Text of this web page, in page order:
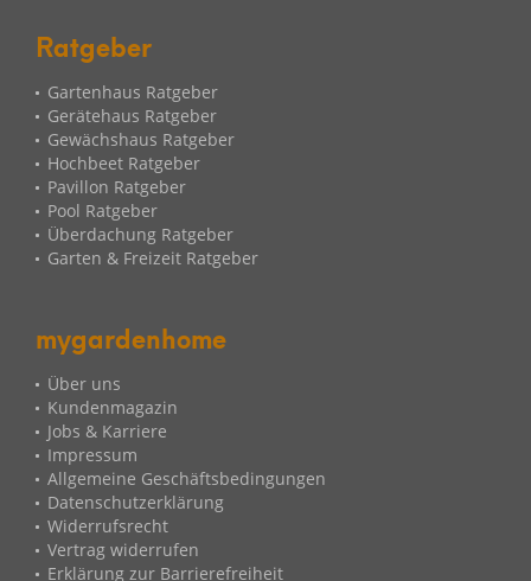
Ratgeber
Gartenhaus Ratgeber
Gerätehaus Ratgeber
Gewächshaus Ratgeber
Hochbeet Ratgeber
Pavillon Ratgeber
Pool Ratgeber
Überdachung Ratgeber
Garten & Freizeit Ratgeber
mygardenhome
Über uns
Kundenmagazin
Jobs & Karriere
Impressum
Allgemeine Geschäftsbedingungen
Datenschutzerklärung
Widerrufsrecht
Vertrag widerrufen
Erklärung zur Barrierefreiheit